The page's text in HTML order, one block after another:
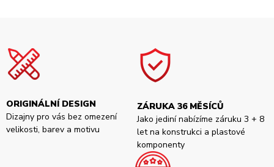
ORIGINÁLNÍ DESIGN
Dizajny pro vás bez omezení
velikosti, barev a motivu
ZÁRUKA 36 MĚSÍCŮ
Jako jediní nabízíme záruku 3 + 8
let na konstrukci a plastové
komponenty